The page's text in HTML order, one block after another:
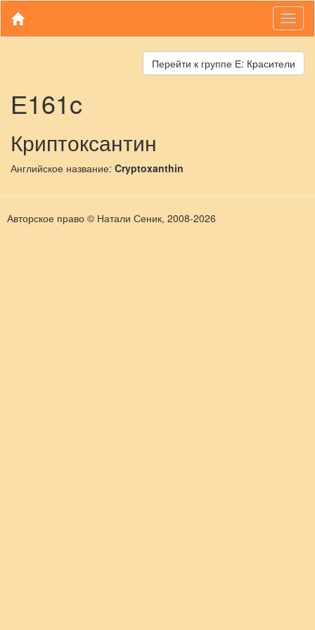
Перейти к группе Е: Красители
Е161c
Криптоксантин
Английское название: Cryptoxanthin
Авторское право © Натали Сеник, 2008-2026